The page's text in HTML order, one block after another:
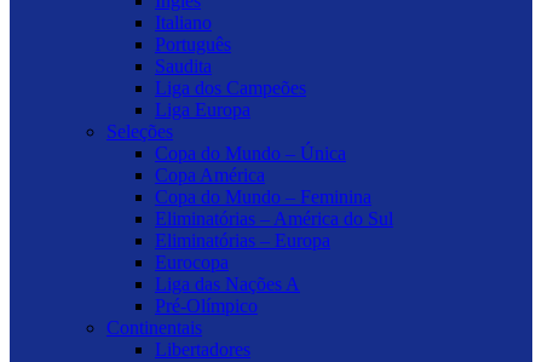
Italiano
Português
Saudita
Liga dos Campeões
Liga Europa
Seleções
Copa do Mundo – Única
Copa América
Copa do Mundo – Feminina
Eliminatórias – América do Sul
Eliminatórias – Europa
Eurocopa
Liga das Nações A
Pré-Olímpico
Continentais
Libertadores